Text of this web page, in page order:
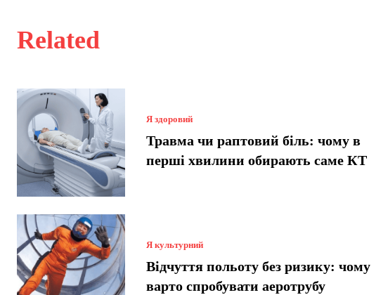
Related
Я здоровий
Травма чи раптовий біль: чому в
перші хвилини обирають саме КТ
Я культурний
Відчуття польоту без ризику: чому
варто спробувати аеротрубу